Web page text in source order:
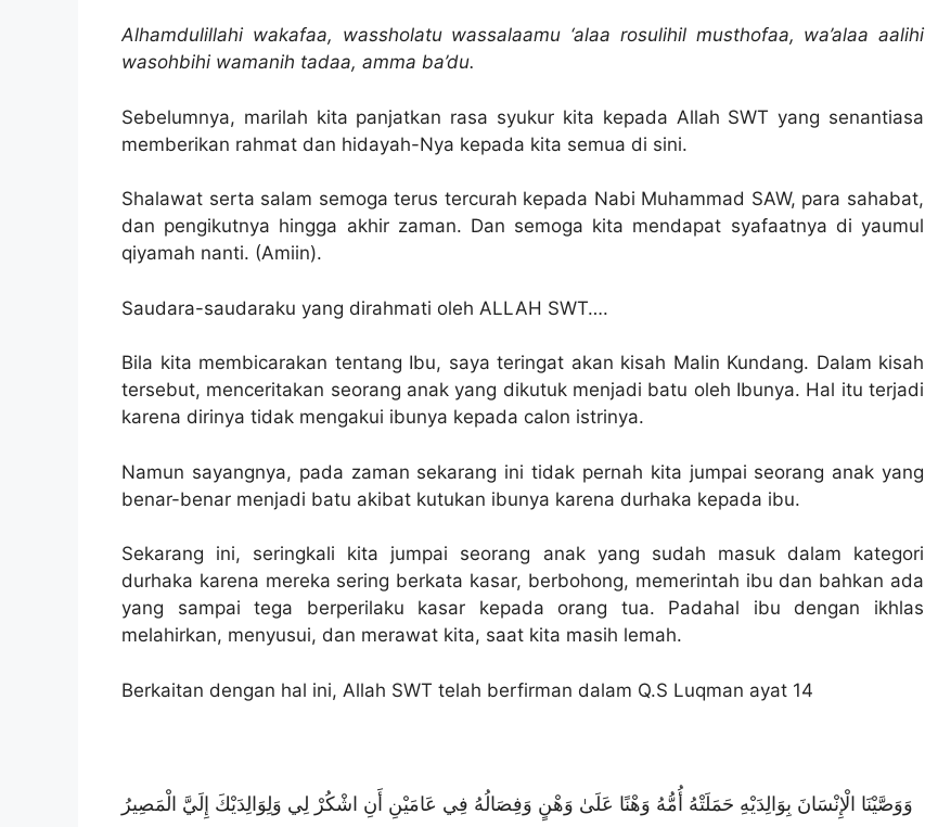
Alhamdulillahi wakafaa, wassholatu wassalaamu ‘alaa rosulihil musthofaa, wa’alaa aalihi
wasohbihi wamanih tadaa, amma ba’du.
Sebelumnya, marilah kita panjatkan rasa syukur kita kepada Allah SWT yang senantiasa
memberikan rahmat dan hidayah-Nya kepada kita semua di sini.
Shalawat serta salam semoga terus tercurah kepada Nabi Muhammad SAW, para sahabat,
dan pengikutnya hingga akhir zaman. Dan semoga kita mendapat syafaatnya di yaumul
qiyamah nanti. (Amiin).
Saudara-saudaraku yang dirahmati oleh ALLAH SWT….
Bila kita membicarakan tentang Ibu, saya teringat akan kisah Malin Kundang. Dalam kisah
tersebut, menceritakan seorang anak yang dikutuk menjadi batu oleh Ibunya. Hal itu terjadi
karena dirinya tidak mengakui ibunya kepada calon istrinya.
Namun sayangnya, pada zaman sekarang ini tidak pernah kita jumpai seorang anak yang
benar-benar menjadi batu akibat kutukan ibunya karena durhaka kepada ibu.
Sekarang ini, seringkali kita jumpai seorang anak yang sudah masuk dalam kategori
durhaka karena mereka sering berkata kasar, berbohong, memerintah ibu dan bahkan ada
yang sampai tega berperilaku kasar kepada orang tua. Padahal ibu dengan ikhlas
melahirkan, menyusui, dan merawat kita, saat kita masih lemah.
Berkaitan dengan hal ini, Allah SWT telah berfirman dalam Q.S Luqman ayat 14
وَوَصَّيْنَا الْإِنْسَانَ بِوَالِدَيْهِ حَمَلَتْهُ أُمُّهُ وَهْنًا عَلَىٰ وَهْنٍ وَفِصَالُهُ فِي عَامَيْنِ أَنِ اشْكُرْ لِي وَلِوَالِدَيْكَ إِلَيَّ الْمَصِيرُ